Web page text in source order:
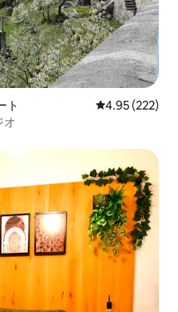
ト レビュー222
4.95 (222)
オ